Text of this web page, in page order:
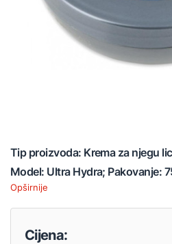
Tip proizvoda: Krema za njegu
Model: Ultra Hydra; Pakovanje:
Opširnije
Cijena: